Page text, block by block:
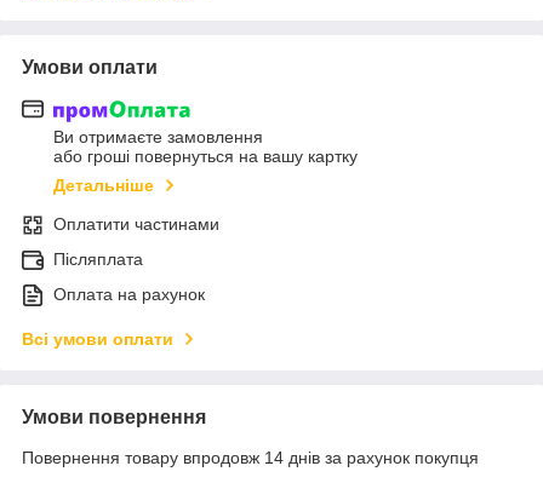
Умови оплати
Ви отримаєте замовлення
або гроші повернуться на вашу картку
Детальніше
Оплатити частинами
Післяплата
Оплата на рахунок
Всі умови оплати
Умови повернення
Повернення товару впродовж 14 днів за рахунок покупця